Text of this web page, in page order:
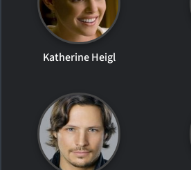
Katherine Heigl